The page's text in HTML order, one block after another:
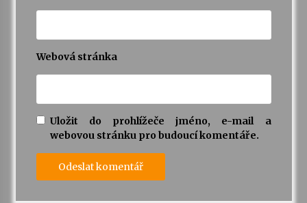
Webová stránka
Uložit do prohlížeče jméno, e-mail a
webovou stránku pro budoucí komentáře.